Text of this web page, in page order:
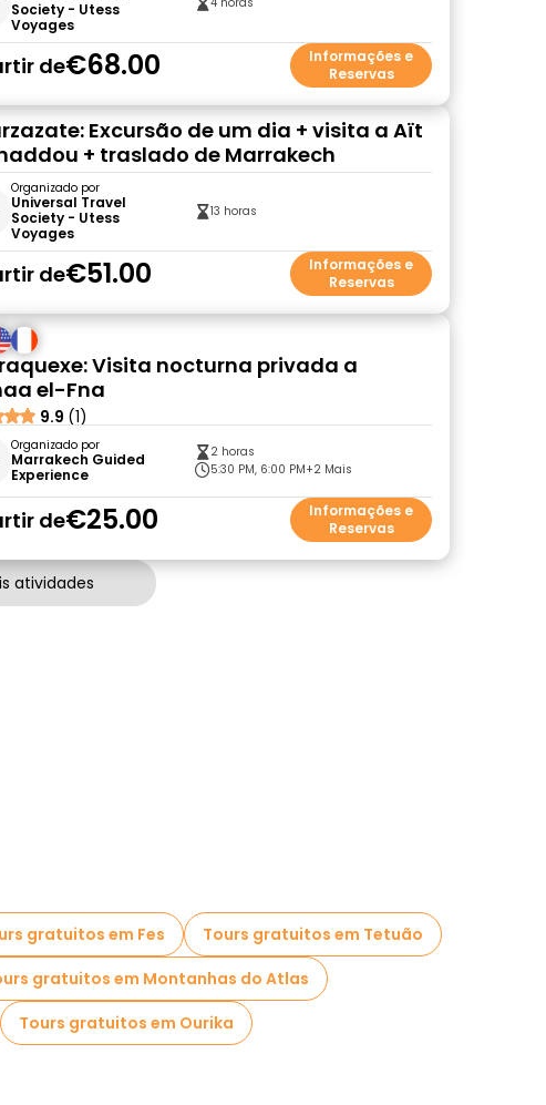
Society - Utess
Voyages
de€68.00
Informações e
Reservas
Excursão de um dia + visita a Aït
+ traslado de Marrakech
Organizado por
Universal Travel
Society - Utess
Voyages
13 horas
de€51.00
Informações e
Reservas
Visita nocturna privada a
el-Fna
9.9 (1)
Organizado por
Marrakech Guided
Experience
2 horas
5:30 PM, 6:00 PM+2 Mais
de€25.00
Informações e
Reservas
atividades
gratuitos em Fes
Tours gratuitos em Tetuão
gratuitos em Montanhas do Atlas
Tours gratuitos em Ourika